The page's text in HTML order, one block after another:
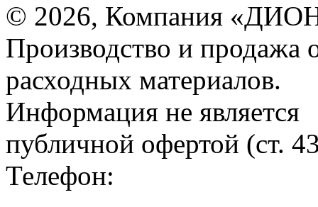
© 2026, Компания
Производство и продажа
расходных материалов.
Информация не является
публичной офертой (ст.
Телефон: